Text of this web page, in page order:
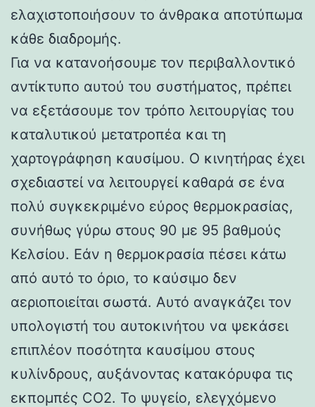
ελαχιστοποιήσουν το άνθρακα αποτύπωμα
κάθε διαδρομής.
Για να κατανοήσουμε τον περιβαλλοντικό
αντίκτυπο αυτού του συστήματος, πρέπει
να εξετάσουμε τον τρόπο λειτουργίας του
καταλυτικού μετατροπέα και τη
χαρτογράφηση καυσίμου. Ο κινητήρας έχει
σχεδιαστεί να λειτουργεί καθαρά σε ένα
πολύ συγκεκριμένο εύρος θερμοκρασίας,
συνήθως γύρω στους 90 με 95 βαθμούς
Κελσίου. Εάν η θερμοκρασία πέσει κάτω
από αυτό το όριο, το καύσιμο δεν
αεριοποιείται σωστά. Αυτό αναγκάζει τον
υπολογιστή του αυτοκινήτου να ψεκάσει
επιπλέον ποσότητα καυσίμου στους
κυλίνδρους, αυξάνοντας κατακόρυφα τις
εκπομπές CO2. Το ψυγείο, ελεγχόμενο